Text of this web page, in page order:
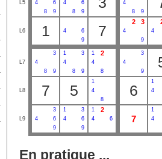
L5 4
6
8
9
4
6
8
9
4
8
9
L6 1 4
6
9
7
2 3
4
9
4
L7
3
4
8
9
1
3
4
8
9
1 2
4
8
3
4
9
L8 7 5
1
4
8
6
1
4
L9
3
4
6
9
1
3
4
6
9
1 2
4 6 7
1
4
En pratique ...